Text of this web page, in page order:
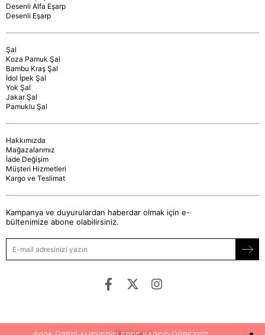
Desenli Alfa Eşarp
Desenli Eşarp
Şal
Koza Pamuk Şal
Bambu Kraş Şal
İdol İpek Şal
Yok Şal
Jakar Şal
Pamuklu Şal
Hakkımızda
Mağazalarımız
İade Değişim
Müşteri Hizmetleri
Kargo ve Teslimat
Kampanya ve duyurulardan haberdar olmak için e-
bültenimize abone olabilirsiniz.